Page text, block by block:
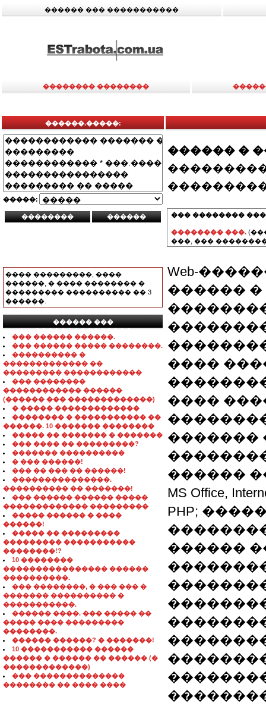
������ ��� �����������
�������� ��������
������.�����:
�����:
���� ���������, ����
������, � ���� �������� �
��������� ���������� �� 3
������.
������ ���
���������������
��� ������ ������.
��� ������ ����� ��������.
���������� �
������������� ��
��������� ������������
��� ��������
������������ ������
(������ ��� �������������)
� ����� �������������
�������� � ����������� ��
������. 10 ������� ��������
����� �� ������� � �������
��� ���� �� ���������?
������� ����������
� ��� ������!
��� �� ��� �� ������!
���������������.
���������� �� �������!
��� ������ ������ �����
������������� ���������
����� ������ � ����
������!
����� �� ���������
��������� �����������
��������!?
10 ��������
���������������� ������
����������.
��� ��������, � ��� ��� �
������� ���������� �
�����������.
������ ����. ��� ����� ��
����� ���� ���������
��������.
������ ������? � �������!
10 ����������� ������
������ � ������ �� ������ (�
�������������)
��� ��������������
�������� �� ���� ����
������ �
��� ��������
�������� ���.
���, ���
Web-
������ �
����
����
�������
������
MS Office,
PHP;
������
��������